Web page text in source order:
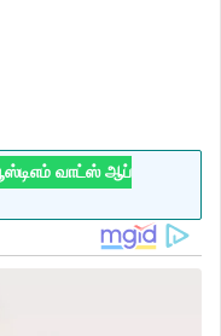
வாட்ஸ் ஆப்